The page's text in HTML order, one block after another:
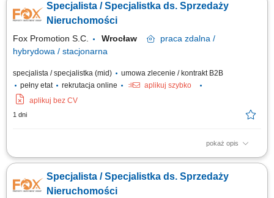
najmu, prezentowanie nieruchomości zainteresowanym klientom,
prowadzenie negocjacji oraz przygotowywanie do finalizacji transakcji,
Specjalista / Specjalistka ds. Sprzedaży
Nieruchomości
Fox Promotion S.C. Wrocław praca zdalna /
hybrydowa / stacjonarna
specjalista / specjalistka (mid)
umowa zlecenie / kontrakt B2B
pełny etat
rekrutacja online
aplikuj szybko
aplikuj bez CV
1 dni
pokaż opis
aktywne pozyskiwanie ofert sprzedaży i wynajmu nieruchomości,
najmu, prezentowanie nieruchomości zainteresowanym klientom,
prowadzenie negocjacji oraz przygotowywanie do finalizacji transakcji,
Specjalista / Specjalistka ds. Sprzedaży
Nieruchomości